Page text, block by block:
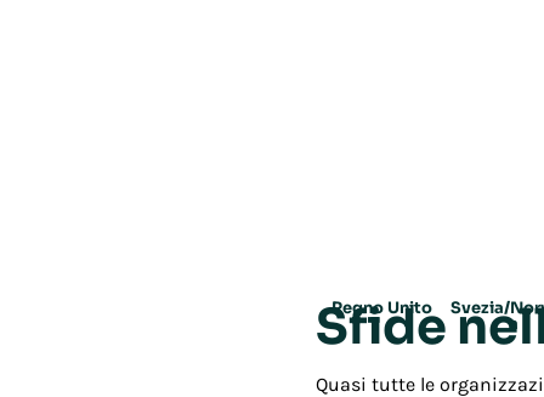
Regno Unito Svezia/
a
Sfide
Quasi tutte le